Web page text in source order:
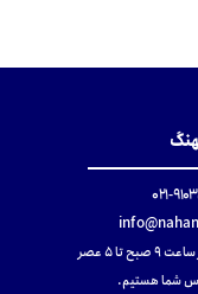
۰۲۱
تا ۵ عصر
شما هستیم.